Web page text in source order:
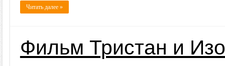
Читать далее »
Фильм Тристан и